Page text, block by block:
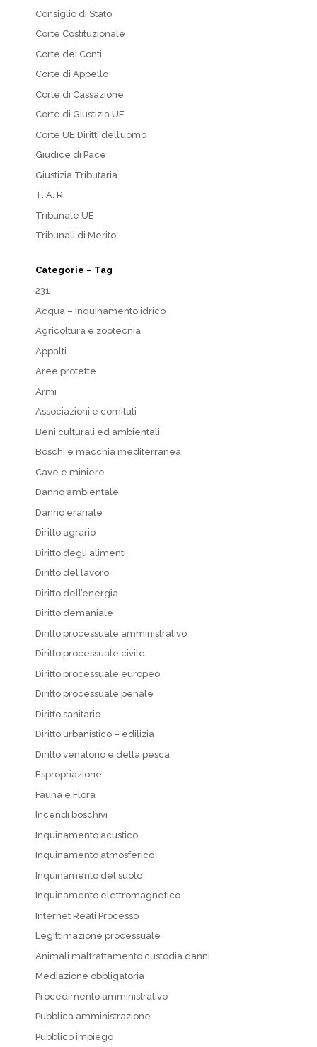
Consiglio di Stato
Corte Costituzionale
Corte dei Conti
Corte di Appello
Corte di Cassazione
Corte di Giustizia UE
Corte UE Diritti dell’uomo
Giudice di Pace
Giustizia Tributaria
T. A. R.
Tribunale UE
Tribunali di Merito
Categorie – Tag
231
Acqua – Inquinamento idrico
Agricoltura e zootecnia
Appalti
Aree protette
Armi
Associazioni e comitati
Beni culturali ed ambientali
Boschi e macchia mediterranea
Cave e miniere
Danno ambientale
Danno erariale
Diritto agrario
Diritto degli alimenti
Diritto del lavoro
Diritto dell’energia
Diritto demaniale
Diritto processuale amministrativo
Diritto processuale civile
Diritto processuale europeo
Diritto processuale penale
Diritto sanitario
Diritto urbanistico – edilizia
Diritto venatorio e della pesca
Espropriazione
Fauna e Flora
Incendi boschivi
Inquinamento acustico
Inquinamento atmosferico
Inquinamento del suolo
Inquinamento elettromagnetico
Internet Reati Processo
Legittimazione processuale
Animali maltrattamento custodia danni…
Mediazione obbligatoria
Procedimento amministrativo
Pubblica amministrazione
Pubblico impiego